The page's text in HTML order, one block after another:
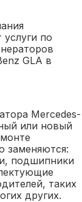
услуги по
GLA в
Mercedes-
или новый
заменяются:
подшипники
таких
других.